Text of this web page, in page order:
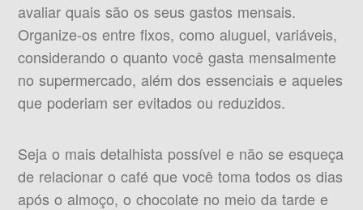
avaliar quais são os seus gastos mensais.
Organize-os entre fixos, como aluguel, variáveis,
considerando o quanto você gasta mensalmente
no supermercado, além dos essenciais e aqueles
que poderiam ser evitados ou reduzidos.
Seja o mais detalhista possível e não se esqueça
de relacionar o café que você toma todos os dias
após o almoço, o chocolate no meio da tarde e